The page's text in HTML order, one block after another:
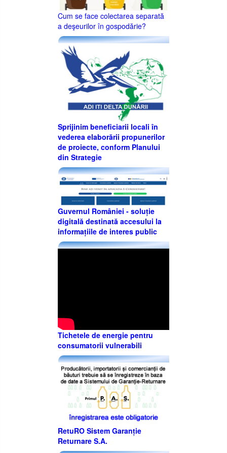
Cum se face colectarea separată
a deşeurilor în gospodărie?
Sprijinim beneficiarii locali în
vederea elaborării propunerilor
de proiecte, conform Planului
din Strategie
Guvernul României - soluție
digitală destinată accesului la
informațiile de interes public
Tichetele de energie pentru
consumatorii vulnerabili
RetuRO Sistem Garanție
Returnare S.A.